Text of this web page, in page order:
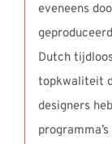
eveneens
Dutch
topkwaliteit
designers